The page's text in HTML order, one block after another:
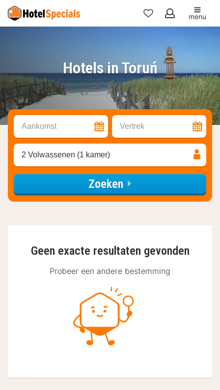
Mijn
menu
Hotels in Toruń
Aankomst Vertrek
2 Volwassenen (1 kamer)
Zoeken
Geen exacte resultaten gevonden
Probeer een andere bestemming